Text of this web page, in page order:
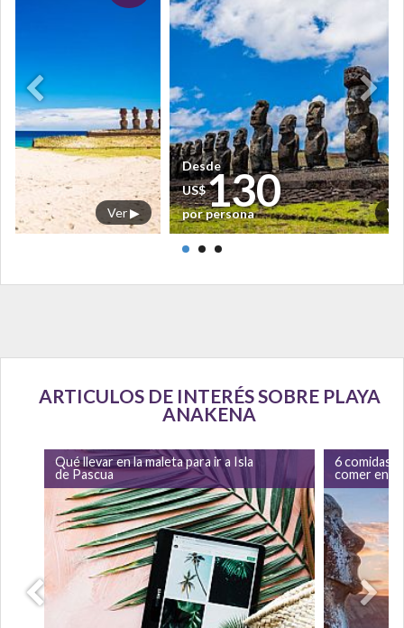
Ver ▶
Desde
US$130
por persona
ARTICULOS DE INTERÉS SOBRE PLAYA
ANAKENA
Qué llevar en la maleta para ir a Isla
de Pascua
6 comidas
comer en